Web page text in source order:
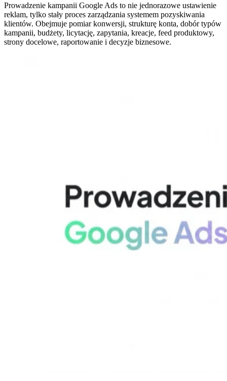
Prowadzenie kampanii Google Ads to nie jednorazowe ustawienie
reklam, tylko stały proces zarządzania systemem pozyskiwania
klientów. Obejmuje pomiar konwersji, strukturę konta, dobór typów
kampanii, budżety, licytację, zapytania, kreacje, feed produktowy,
strony docelowe, raportowanie i decyzje biznesowe.